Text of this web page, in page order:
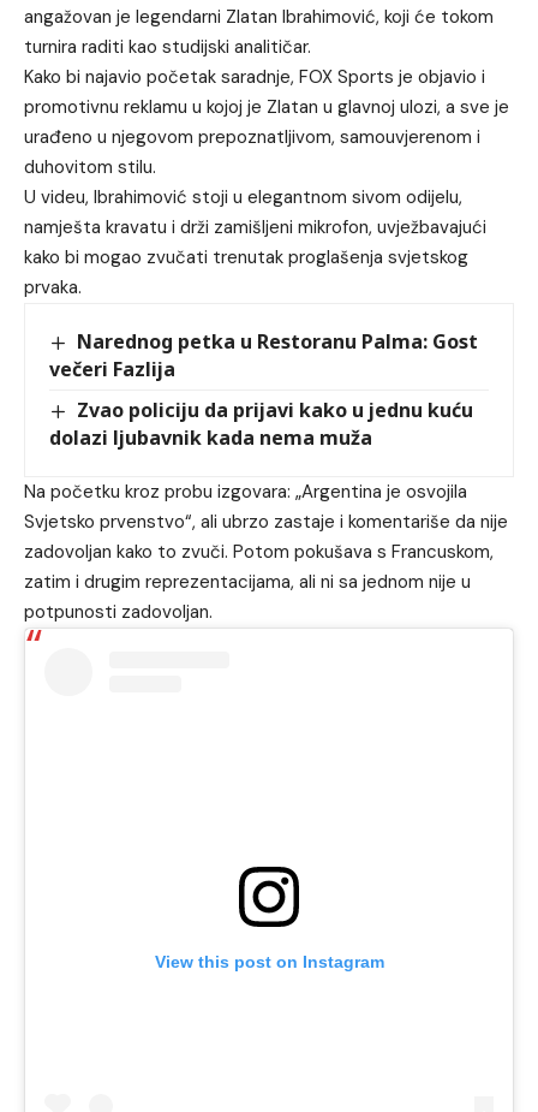
angažovan je legendarni Zlatan Ibrahimović, koji će tokom
turnira raditi kao studijski analitičar.
Kako bi najavio početak saradnje, FOX Sports je objavio i
promotivnu reklamu u kojoj je Zlatan u glavnoj ulozi, a sve je
urađeno u njegovom prepoznatljivom, samouvjerenom i
duhovitom stilu.
U videu, Ibrahimović stoji u elegantnom sivom odijelu,
namješta kravatu i drži zamišljeni mikrofon, uvježbavajući
kako bi mogao zvučati trenutak proglašenja svjetskog
prvaka.
Narednog petka u Restoranu Palma: Gost
večeri Fazlija
Zvao policiju da prijavi kako u jednu kuću
dolazi ljubavnik kada nema muža
Na početku kroz probu izgovara: „Argentina je osvojila
Svjetsko prvenstvo“, ali ubrzo zastaje i komentariše da nije
zadovoljan kako to zvuči. Potom pokušava s Francuskom,
zatim i drugim reprezentacijama, ali ni sa jednom nije u
potpunosti zadovoljan.
View this post on Instagram